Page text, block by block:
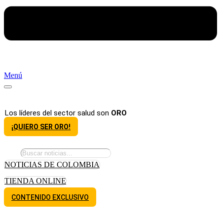
Menú
Los líderes del sector salud son ORO
¡QUIERO SER ORO!
NOTICIAS DE COLOMBIA
TIENDA ONLINE
CONTENIDO EXCLUSIVO